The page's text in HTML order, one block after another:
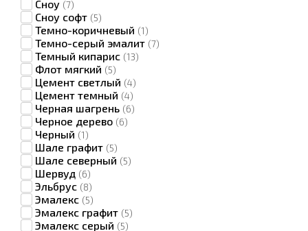
Сноу (7)
Сноу софт (5)
Темно-коричневый (1)
Темно-серый эмалит (7)
Темный кипарис (13)
Флот мягкий (5)
Цемент светлый (4)
Цемент темный (4)
Черная шагрень (6)
Черное дерево (6)
Черный (1)
Шале графит (5)
Шале северный (5)
Шервуд (6)
Эльбрус (8)
Эмалекс (5)
Эмалекс графит (5)
Эмалекс серый (5)